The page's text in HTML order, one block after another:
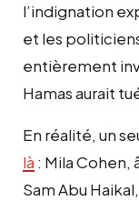
l’indignation
et les
entièrement
Hamas aurait
En réalité, un
là : Mila Cohen,
Sam Abu